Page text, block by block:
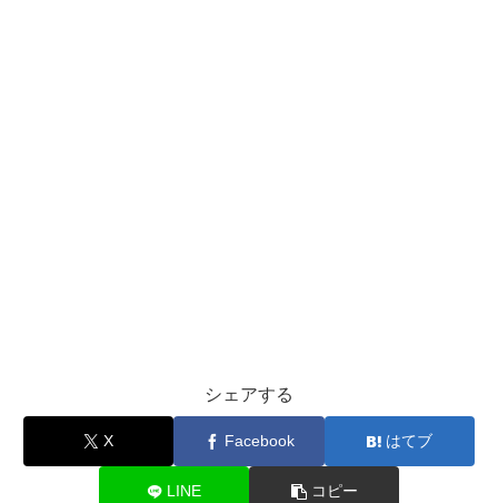
シェアする
X Facebook はてブ
LINE コピー